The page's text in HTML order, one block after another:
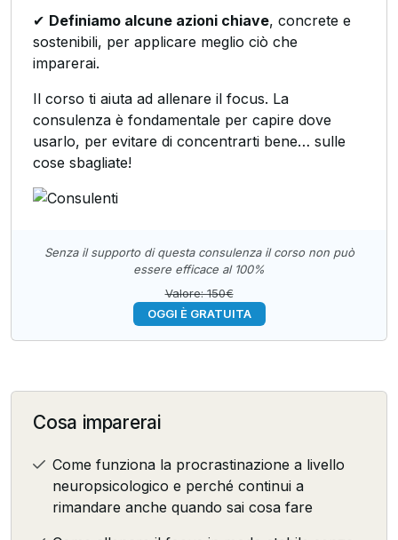
✔ Definiamo alcune azioni chiave, concrete e
sostenibili, per applicare meglio ciò che
imparerai.
Il corso ti aiuta ad allenare il focus. La
consulenza è fondamentale per capire dove
usarlo, per evitare di concentrarti bene… sulle
cose sbagliate!
Senza il supporto di questa consulenza il corso non può
essere efficace al 100%
Valore: 150€
OGGI È GRATUITA
Cosa imparerai
Come funziona la procrastinazione a livello
neuropsicologico e perché continui a
rimandare anche quando sai cosa fare